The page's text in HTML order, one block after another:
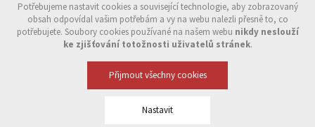
Potřebujeme nastavit cookies a související technologie, aby zobrazovaný
obsah odpovídal vašim potřebám a vy na webu nalezli přesně to, co
potřebujete. Soubory cookies používané na našem webu nikdy neslouží
ke zjišťování totožnosti uživatelů stránek.
Přijmout všechny cookies
Nastavit